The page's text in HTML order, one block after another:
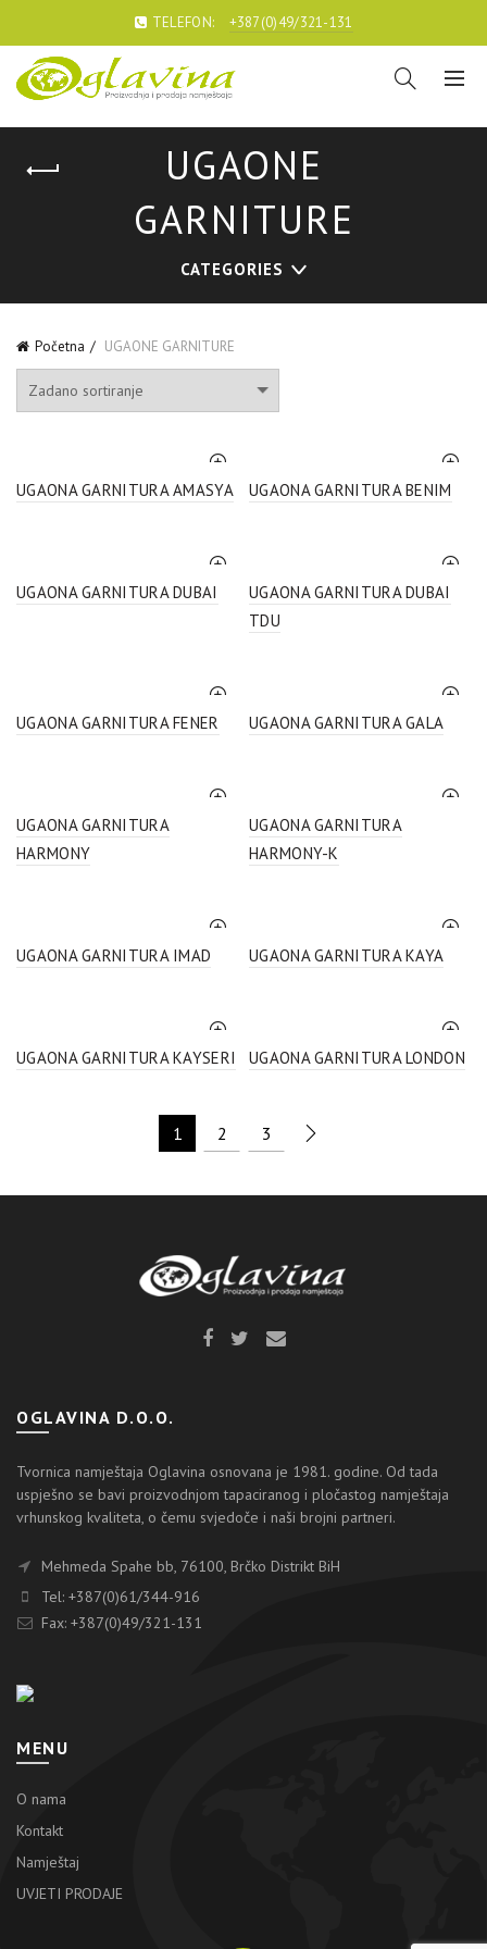
TELEFON: +387(0)49/321-131
UGAONE
GARNITURE
CATEGORIES
Početna UGAONE GARNITURE
UGAONA GARNITURA AMASYA UGAONA GARNITURA BENIM
UGAONA GARNITURA DUBAI
UGAONA GARNITURA DUBAI
TDU
UGAONA GARNITURA FENER UGAONA GARNITURA GALA
UGAONA GARNITURA
HARMONY
UGAONA GARNITURA
HARMONY-K
UGAONA GARNITURA IMAD UGAONA GARNITURA KAYA
UGAONA GARNITURA KAYSERI UGAONA GARNITURA LONDON
1 2 3
OGLAVINA D.O.O.
Tvornica namještaja Oglavina osnovana je 1981. godine. Od tada
uspješno se bavi proizvodnjom tapaciranog i pločastog namještaja
vrhunskog kvaliteta, o čemu svjedoče i naši brojni partneri.
Mehmeda Spahe bb, 76100, Brčko Distrikt BiH
Tel: +387(0)61/344-916
Fax: +387(0)49/321-131
MENU
O nama
Kontakt
Namještaj
UVJETI PRODAJE